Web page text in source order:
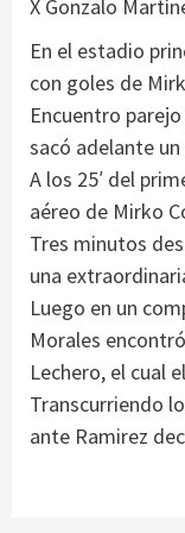
X Gonzalo
En el estadio
con goles de
Encuentro
sacó adelante
A los 25′ del
aéreo de Mirko
Tres minutos
una
Luego en un
Morales
Lechero, el cual
Transcurriendo
ante Ramirez